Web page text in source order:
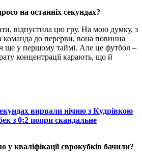
на останніх секундах?
відпустила цю гру. На мою думку, з
команда до перерви, вона повинна
ще у першому таймі. Але це футбол –
концентрації карають, що й
вирвали нічию з Кудрівкою
з 0:2 попри скандальне
у кваліфікації єврокубків бачили?